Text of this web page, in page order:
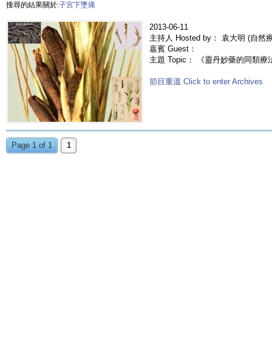
搜尋的結果關於:子宮下墜痛
2013-06-11
主持人 Hosted by： 袁大明 (自然
嘉賓 Guest：
主題 Topic： 《靈丹妙藥的同類
節目重溫 Click to enter Archives
Page 1 of 1 1